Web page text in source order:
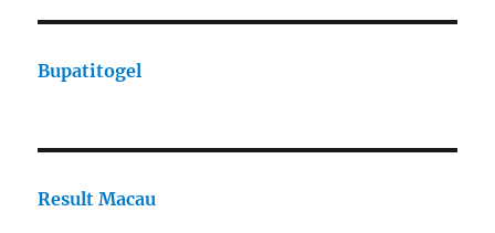
Bupatitogel
Result Macau